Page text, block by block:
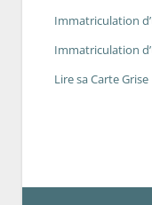
Immatriculation
Immatriculation
Lire sa Carte Grise